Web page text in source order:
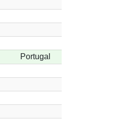
Portugal